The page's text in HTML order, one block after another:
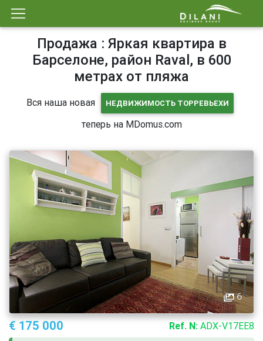
Продажа : Яркая квартира в
Барселоне, район Raval, в 600
метрах от пляжа
Вся наша новая НЕДВИЖИМОСТЬ ТОРРЕВЬЕХИ
теперь на MDomus.com
6
€ 175 000 Ref. N: ADX-V17EE8